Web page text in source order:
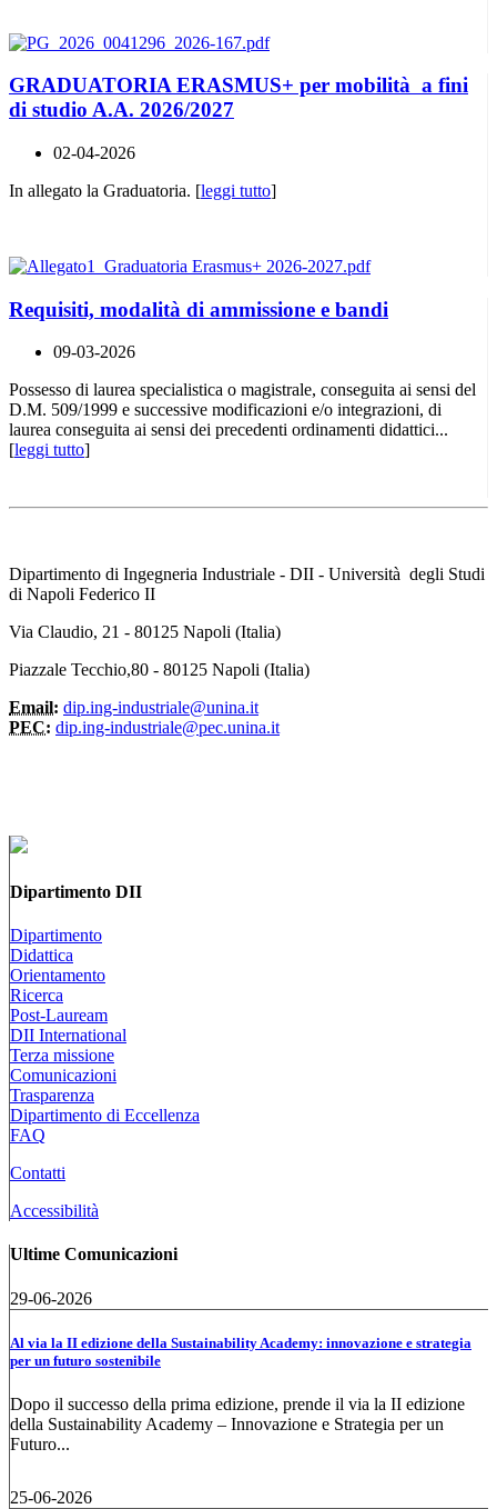
GRADUATORIA ERASMUS+ per mobilità a fini
di studio A.A. 2026/2027
02-04-2026
In allegato la Graduatoria. [leggi tutto]
Requisiti, modalità di ammissione e bandi
09-03-2026
Possesso di laurea specialistica o magistrale, conseguita ai sensi del
D.M. 509/1999 e successive modificazioni e/o integrazioni, di
laurea conseguita ai sensi dei precedenti ordinamenti didattici...
[leggi tutto]
Dipartimento di Ingegneria Industriale - DII - Università degli Studi
di Napoli Federico II
Via Claudio, 21 - 80125 Napoli (Italia)
Piazzale Tecchio,80 - 80125 Napoli (Italia)
Email: dip.ing-industriale@unina.it
PEC: dip.ing-industriale@pec.unina.it
Dipartimento DII
Dipartimento
Didattica
Orientamento
Ricerca
Post-Lauream
DII International
Terza missione
Comunicazioni
Trasparenza
Dipartimento di Eccellenza
FAQ
Contatti
Accessibilità
Ultime Comunicazioni
29-06-2026
Al via la II edizione della Sustainability Academy: innovazione e strategia
per un futuro sostenibile
Dopo il successo della prima edizione, prende il via la II edizione
della Sustainability Academy – Innovazione e Strategia per un
Futuro...
25-06-2026